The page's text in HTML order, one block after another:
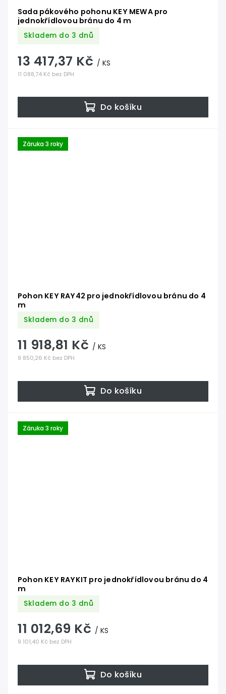
Sada pákového pohonu KEY MEWA pro
jednokřídlovou bránu do 4 m
Skladem do 3 dnů
11 088,74 Kč bez DPH
13 417,37 Kč / KS
Do košíku
Záruka 3 roky
Pohon KEY RAY42 pro jednokřídlovou bránu do 4
m
Skladem do 3 dnů
9 850,26 Kč bez DPH
11 918,81 Kč / KS
Do košíku
Záruka 3 roky
Pohon KEY RAYKIT pro jednokřídlovou bránu do 4
m
Skladem do 3 dnů
9 101,40 Kč bez DPH
11 012,69 Kč / KS
Do košíku